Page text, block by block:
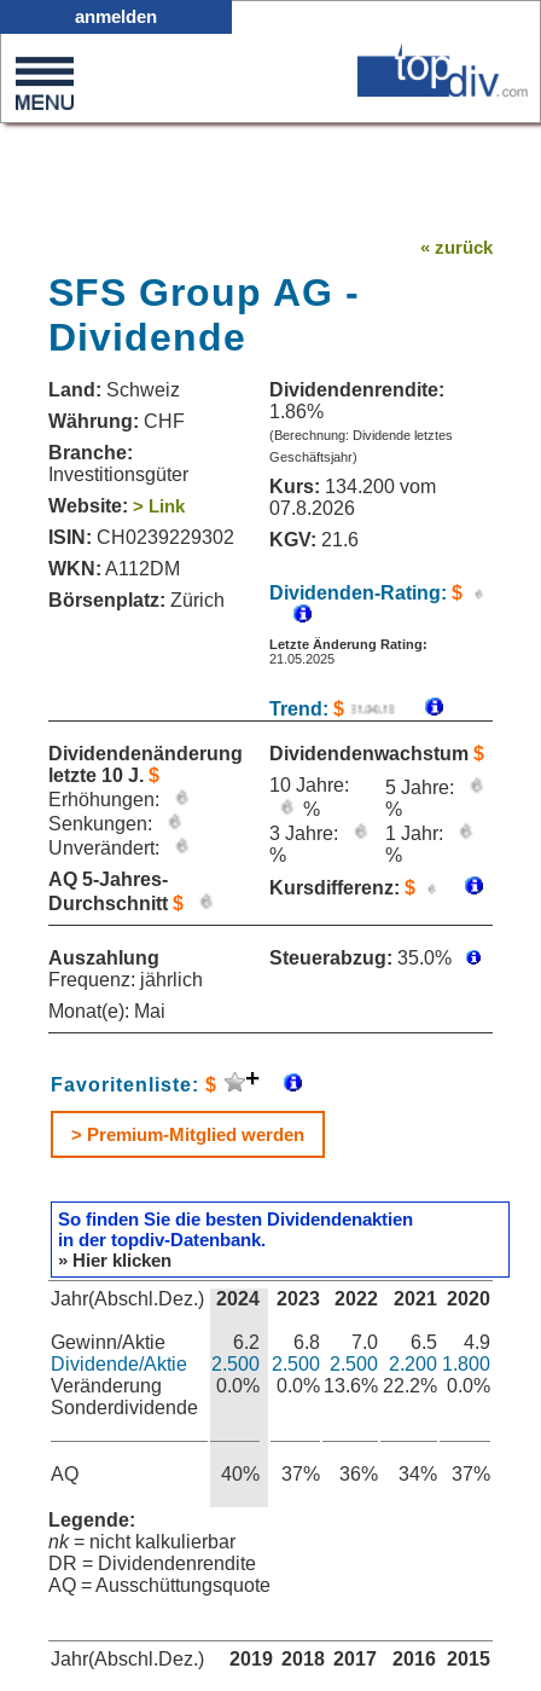
0
on
anmelden
« zurück
SFS Group AG -
Dividende
Land: Schweiz
Währung: CHF
Branche:
Investitionsgüter
Website: > Link
ISIN: CH0239229302
WKN: A112DM
Börsenplatz: Zürich
Dividendenrendite:
1.86%
(Berechnung: Dividende letztes
Geschäftsjahr)
Kurs: 134.200 vom
07.8.2026
KGV: 21.6
Dividenden-Rating: $
Letzte Änderung Rating:
21.05.2025
Trend: $
Dividendenänderung
letzte 10 J. $
Erhöhungen:
Senkungen:
Unverändert:
AQ 5-Jahres-
Durchschnitt $
Dividendenwachstum $
10 Jahre:
%
5 Jahre:
%
3 Jahre:
%
1 Jahr:
%
Kursdifferenz: $
Auszahlung
Frequenz: jährlich
Monat(e): Mai
Steuerabzug: 35.0%
Favoritenliste: $
> Premium-Mitglied werden
So finden Sie die besten Dividendenaktien
in der topdiv-Datenbank.
» Hier klicken
Jahr(Abschl.Dez.)
Gewinn/Aktie
Dividende/Aktie
Veränderung
Sonderdividende
AQ
2024
6.2
2.500
0.0%
40%
2023
6.8
2.500
0.0%
37%
2022
7.0
2.500
13.6%
36%
2021
6.5
2.200
22.2%
34%
2020
4.9
1.800
0.0%
37%
Legende:
nk= nicht kalkulierbar
DR = Dividendenrendite
AQ = Ausschüttungsquote
Jahr(Abschl.Dez.) 2019 2018 2017 2016 2015